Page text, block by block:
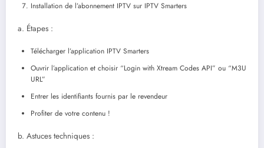
Installation de l’abonnement IPTV sur IPTV Smarters
a. Étapes :
Télécharger l’application IPTV Smarters
Ouvrir l’application et choisir “Login with Xtream Codes API” ou “M3U
URL”
Entrer les identifiants fournis par le revendeur
Profiter de votre contenu !
b. Astuces techniques :